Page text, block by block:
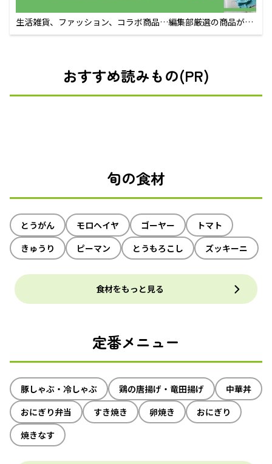
生活雑貨、ファッション、コラボ商品…編集部厳選の商品が買
えるECサイト
おすすめ読みもの(PR)
旬の食材
とうがん モロヘイヤ ゴーヤー
トマト
きゅうり
ピーマン とうもろこし ズッキーニ
食材をもっと見る
定番メニュー
豚しゃぶ・冷しゃぶ 鶏の唐揚げ・竜田揚げ
中華丼
おにぎり弁当
すき焼き 卵焼き
おにぎり
焼きなす